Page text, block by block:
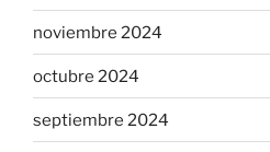
noviembre 2024
octubre 2024
septiembre 2024